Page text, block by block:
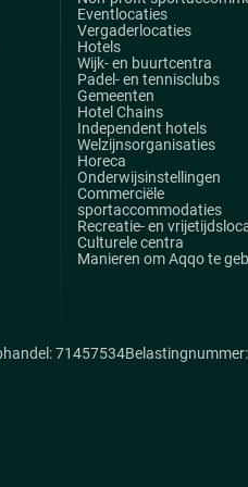
Eventlocaties
Vergaderlocaties
Hotels
Wijk- en buurtcentra
Padel- en tennisclubs
Gemeenten
Hotel Chains
Independent hotels
Welzijnsorganisaties
Horeca
Onderwijsinstellingen
Commerciële
sportaccommodaties
Recreatie- en
Culturele centra
Manieren om Aqqo te
71457534